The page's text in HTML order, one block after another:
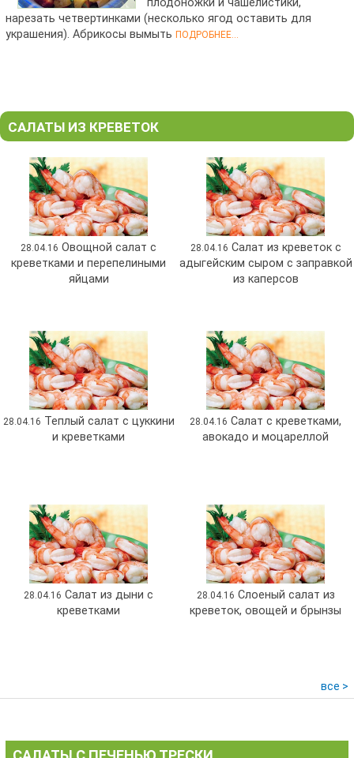
плодоножки и чашелистики,
нарезать четвертинками (несколько ягод оставить для
украшения). Абрикосы вымытьПОДРОБНЕЕ...
САЛАТЫ ИЗ КРЕВЕТОК
28.04.16 Овощной салат с
креветками и перепелиными
яйцами
28.04.16 Салат из креветок с
адыгейским сыром с заправкой
из каперсов
28.04.16 Теплый салат с цуккини
и креветками
28.04.16 Салат с креветками,
авокадо и моцареллой
28.04.16 Салат из дыни с
креветками
28.04.16 Cлоеный салат из
креветок, овощей и брынзы
все >